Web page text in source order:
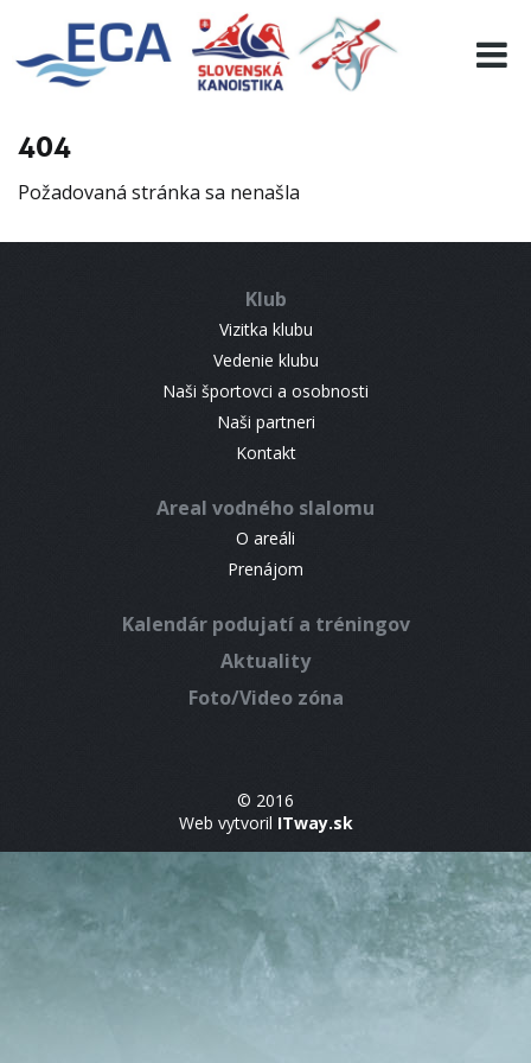
404
Požadovaná stránka sa nenašla
Klub
Vizitka klubu
Vedenie klubu
Naši športovci a osobnosti
Naši partneri
Kontakt
Areal vodného slalomu
O areáli
Prenájom
Kalendár podujatí a tréningov
Aktuality
Foto/Video zóna
© 2016
Web vytvoril ITway.sk
EURO 19
INFO
RESULTS
CONTACT